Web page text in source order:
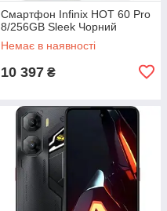
Смартфон Infinix HOT 60 Pro
8/256GB Sleek Чорний
Немає в наявності
10 397 ₴